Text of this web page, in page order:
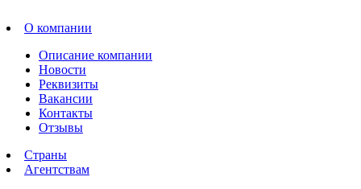
О компании
Описание компании
Новости
Реквизиты
Вакансии
Контакты
Отзывы
Страны
Агентствам